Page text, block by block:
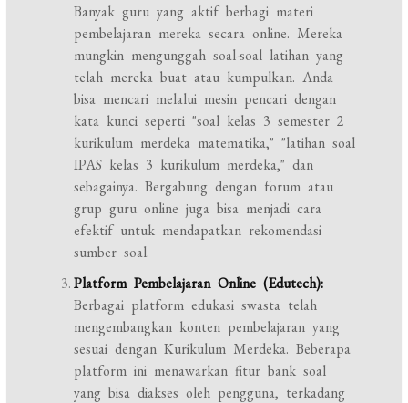
Banyak guru yang aktif berbagi materi
pembelajaran mereka secara online. Mereka
mungkin mengunggah soal-soal latihan yang
telah mereka buat atau kumpulkan. Anda
bisa mencari melalui mesin pencari dengan
kata kunci seperti "soal kelas 3 semester 2
kurikulum merdeka matematika," "latihan soal
IPAS kelas 3 kurikulum merdeka," dan
sebagainya. Bergabung dengan forum atau
grup guru online juga bisa menjadi cara
efektif untuk mendapatkan rekomendasi
sumber soal.
Platform Pembelajaran Online (Edutech):
Berbagai platform edukasi swasta telah
mengembangkan konten pembelajaran yang
sesuai dengan Kurikulum Merdeka. Beberapa
platform ini menawarkan fitur bank soal
yang bisa diakses oleh pengguna, terkadang